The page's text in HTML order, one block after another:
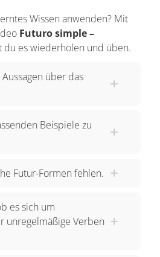
Wissen anwenden? Mit
Futuro simple –
du es wiederholen und üben.
über das
Beispiele zu
Futur-Formen fehlen.
es sich um
unregelmäßige Verben